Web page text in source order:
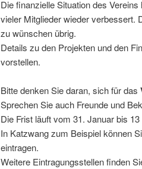
Die finanzielle Situation des
vieler Mitglieder wieder verbessert.
zu wünschen übrig.
Details zu den Projekten und den
vorstellen.
Bitte denken Sie daran, sich für das
Sprechen Sie auch Freunde und
Die Frist läuft vom 31. Januar bis
In Katzwang zum Beispiel können
eintragen.
Weitere Eintragungsstellen finden